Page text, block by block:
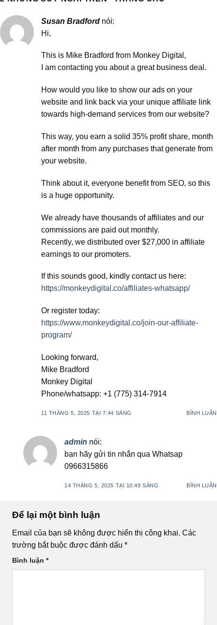
Susan Bradford nói:
Hi,
This is Mike Bradford from Monkey Digital,
I am contacting you about a great business deal.
How would you like to show our ads on your
website and link back via your unique affiliate link
towards high-demand services from our website?
This way, you earn a solid 35% profit share, month
after month from any purchases that generate from
your website.
Think about it, everyone benefit from SEO, so this
is a huge opportunity.
We already have thousands of affiliates and our
commissions are paid out monthly.
Recently, we distributed over $27,000 in affiliate
earnings to our promoters.
If this sounds good, kindly contact us here:
https://monkeydigital.co/affiliates-whatsapp/
Or register today:
https://www.monkeydigital.co/join-our-affiliate-
program/
Looking forward,
Mike Bradford
Monkey Digital
Phone/whatsapp: +1 (775) 314-7914
11 THÁNG 5, 2025 TẠI 7:44 SÁNG BÌNH LUẬN
admin nói:
bạn hãy gửi tin nhắn qua Whatsap
0966315866
14 THÁNG 5, 2025 TẠI 10:49 SÁNG BÌNH LUẬN
Để lại một bình luận
Email của bạn sẽ không được hiển thị công khai. Các
trường bắt buộc được đánh dấu *
Bình luận *